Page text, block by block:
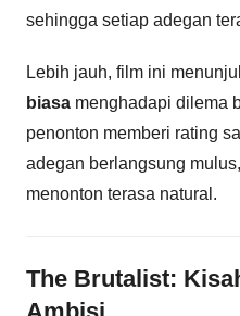
sehingga setiap adegan
Lebih jauh, film ini
biasa menghadapi dilema
penonton memberi rating
adegan berlangsung
menonton terasa natural.
The Brutalist: